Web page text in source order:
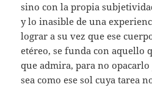
sino con la propia
y lo inasible de una
lograr a su vez que ese
etéreo, se funda con aquello
que admira, para no opacarlo
sea como ese sol cuya tarea